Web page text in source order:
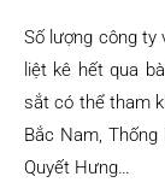
Số lượng công ty
liệt kê hết qua
sắt có thể tham
Bắc Nam,
Quyết Hưng…